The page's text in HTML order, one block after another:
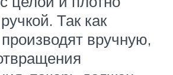
Так как
вручную,